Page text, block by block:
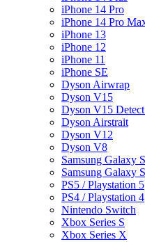
iPhone 14 Pro
iPhone 14 Pro
iPhone 13
iPhone 12
iPhone 11
iPhone SE
Dyson Airwrap
Dyson V15
Dyson V15
Dyson Airstrait
Dyson V12
Dyson V8
Samsung Galaxy
Samsung Galaxy
PS5 / Playstation 5
PS4 / Playstation 4
Nintendo Switch
Xbox Series S
Xbox Series X